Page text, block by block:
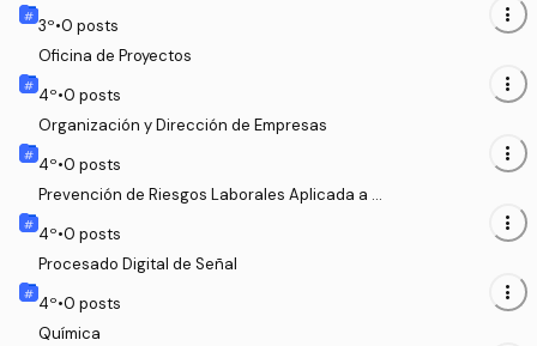
3º•0 posts more_vert
Oficina de Proyectos
4º•0 posts more_vert
Organización y Dirección de Empresas
4º•0 posts more_vert
Prevención de Riesgos Laborales Aplicada a l
4º•0 posts more_vert
Procesado Digital de Señal
4º•0 posts more_vert
Química